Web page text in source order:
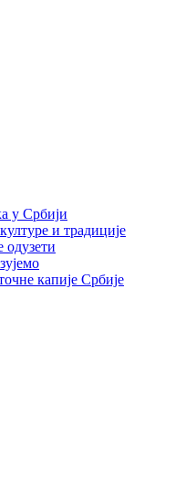
у Србији
и традиције
капије Србије